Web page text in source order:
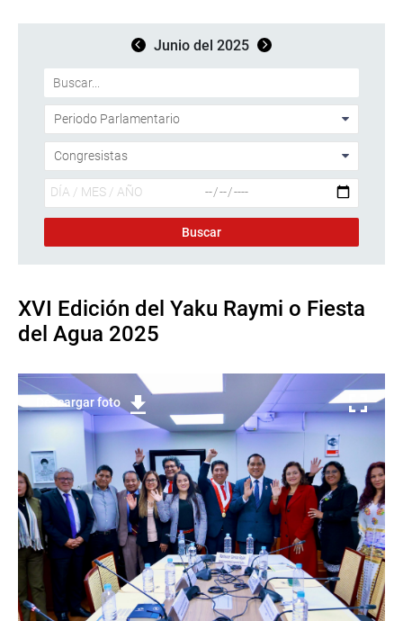
Junio del 2025
XVI Edición del Yaku Raymi o Fiesta
del Agua 2025
Descargar foto